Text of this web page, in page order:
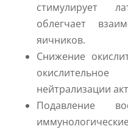
стимулирует
облегчает
яичников.
Снижение
нейтрализации
Подавление